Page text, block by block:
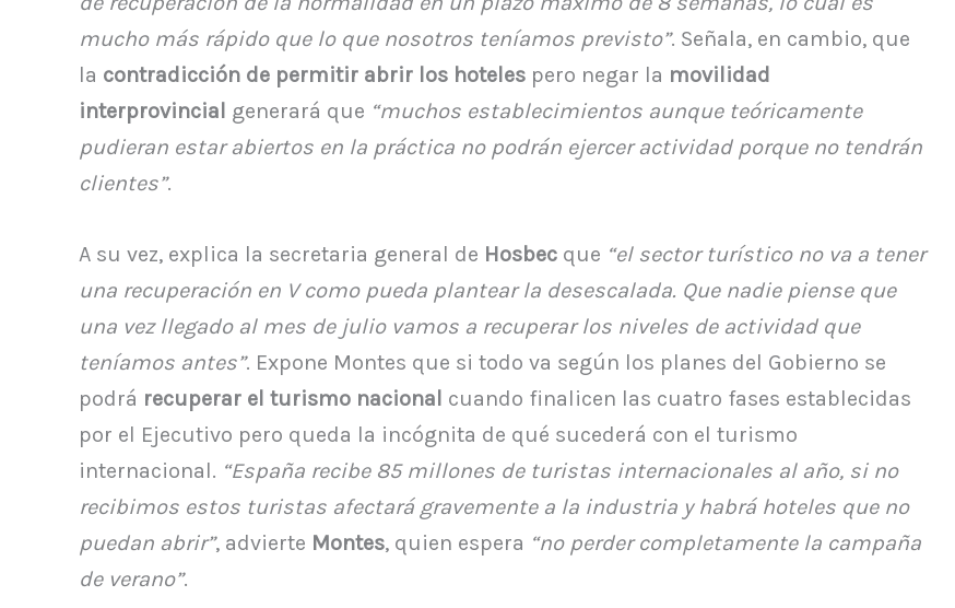
mucho más rápido que lo que nosotros teníamos previsto”. Señala, en cambio, que
la contradicción de permitir abrir los hoteles pero negar la movilidad
interprovincial generará que “muchos establecimientos aunque teóricamente
pudieran estar abiertos en la práctica no podrán ejercer actividad porque no tendrán
clientes”.
A su vez, explica la secretaria general de Hosbec que “el sector turístico no va a tener
una recuperación en V como pueda plantear la desescalada. Que nadie piense que
una vez llegado al mes de julio vamos a recuperar los niveles de actividad que
teníamos antes”. Expone Montes que si todo va según los planes del Gobierno se
podrá recuperar el turismo nacional cuando finalicen las cuatro fases establecidas
por el Ejecutivo pero queda la incógnita de qué sucederá con el turismo
internacional. “España recibe 85 millones de turistas internacionales al año, si no
recibimos estos turistas afectará gravemente a la industria y habrá hoteles que no
puedan abrir”, advierte Montes, quien espera “no perder completamente la campaña
de verano”.